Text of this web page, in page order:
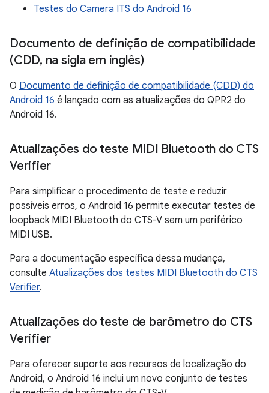
Testes do Camera ITS do Android 16
Documento de definição de compatibilidade
(CDD, na sigla em inglês)
O Documento de definição de compatibilidade (CDD) do
Android 16 é lançado com as atualizações do QPR2 do
Android 16.
Atualizações do teste MIDI Bluetooth do CTS
Verifier
Para simplificar o procedimento de teste e reduzir
possíveis erros, o Android 16 permite executar testes de
loopback MIDI Bluetooth do CTS-V sem um periférico
MIDI USB.
Para a documentação específica dessa mudança,
consulte Atualizações dos testes MIDI Bluetooth do CTS
Verifier.
Atualizações do teste de barômetro do CTS
Verifier
Para oferecer suporte aos recursos de localização do
Android, o Android 16 inclui um novo conjunto de testes